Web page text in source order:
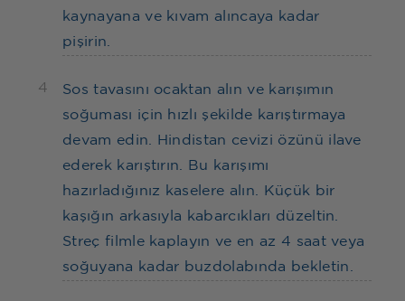
kaynayana ve kıvam alıncaya kadar
pişirin.
4
Sos tavasını ocaktan alın ve karışımın
soğuması için hızlı şekilde karıştırmaya
devam edin. Hindistan cevizi özünü ilave
ederek karıştırın. Bu karışımı
hazırladığınız kaselere alın. Küçük bir
kaşığın arkasıyla kabarcıkları düzeltin.
Streç filmle kaplayın ve en az 4 saat veya
soğuyana kadar buzdolabında bekletin.